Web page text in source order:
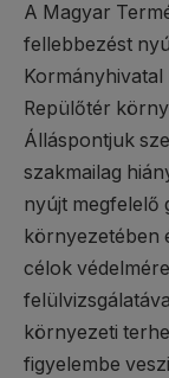
A Magyar
fellebbezést
Kormányhivatal
Repülőtér
Álláspontjuk
szakmailag
nyújt megfelelő
környezetében
célok
környezeti
figyelembe